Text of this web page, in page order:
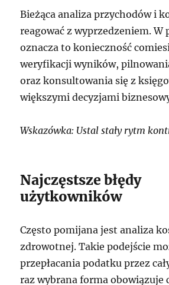
Bieżąca analiza przychodów i
reagować z wyprzedzeniem. W
oznacza to konieczność
weryfikacji wyników,
oraz konsultowania się z
większymi decyzjami
Wskazówka: Ustal stały rytm
Najczęstsze błędy
użytkowników
Często pomijana jest analiza
zdrowotnej. Takie podejście
przepłacania podatku przez
raz wybrana forma obowiązuje